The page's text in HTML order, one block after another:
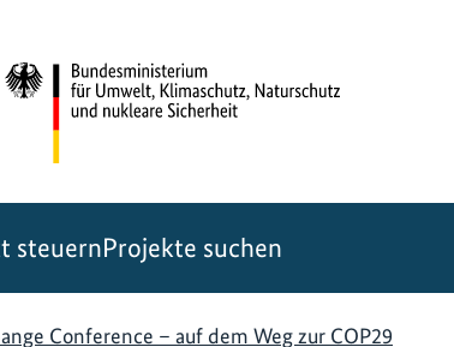
steuernProjekte suchen
Conference – auf dem Weg zur COP29